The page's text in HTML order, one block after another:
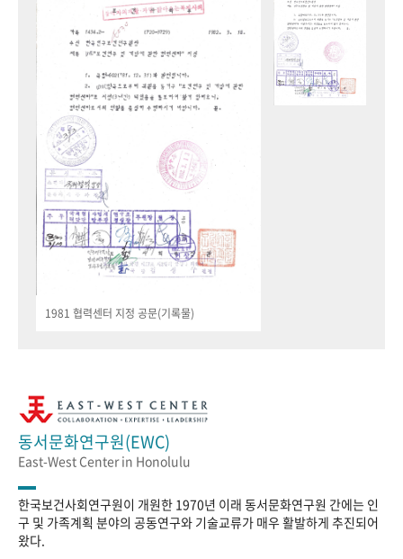
1981 협력센터 지정 공문(기록물)
동서문화연구원(EWC)
East-West Center in Honolulu
한국보건사회연구원이 개원한 1970년 이래 동서문화연구원 간에는 인
구 및 가족계획 분야의 공동연구와 기술교류가 매우 활발하게 추진되어
왔다.